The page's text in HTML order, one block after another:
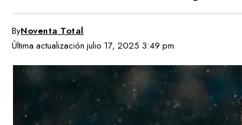
Última actualización julio 17, 2025 3:49 pm
ByNoventa Total